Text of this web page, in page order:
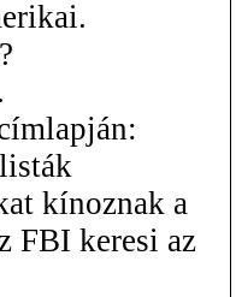
kínoznak a
FBI keresi az